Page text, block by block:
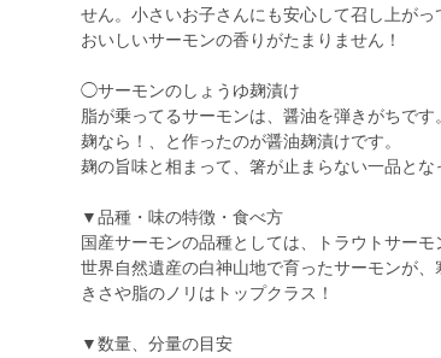
せん。小さいお子さんにも安心して召し上が
おいしいサーモンの香りがたまりません！
◯サーモンのしょうゆ麹漬け
脂が乗ってるサーモンは、醤油を弾きがちです。
麹なら！、と作ったのが醤油麹漬けです。
麹の旨味と相まって、箸が止まらない一品とな
▼品種・味の特徴・食べ方
国産サーモンの品種としては、トラウトサーモ
世界自然遺産の白神山地で育ったサーモンが
きさや脂のノリはトップクラス！
▼数量、分量の目安